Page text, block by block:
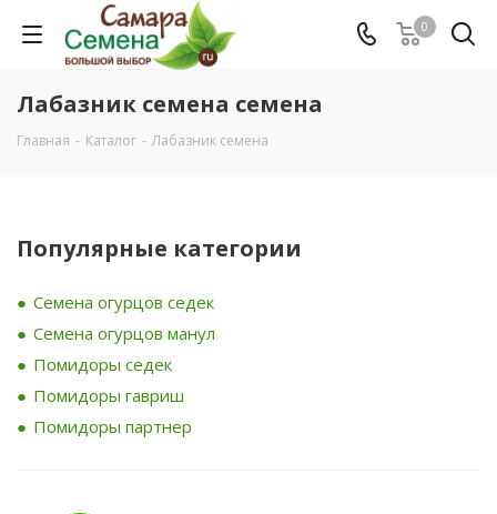
0
Лабазник семена семена
Главная - Каталог - Лабазник семена
Популярные категории
Семена огурцов седек
Семена огурцов манул
Помидоры седек
Помидоры гавриш
Помидоры партнер